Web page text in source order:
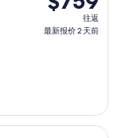
前
往
返,
2
往返
最新报价 2 天前
圣何塞前往尤金